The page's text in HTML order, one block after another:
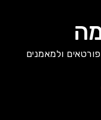
ולמאמנים